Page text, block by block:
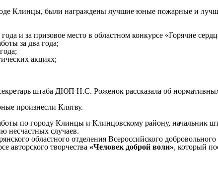
Клинцы, были награждены лучшие юные пожарные и
за призовое место в областном конкурсе «Горячие
за два года;
акциях;
штаба ДЮП Н.С. Роженок рассказала об
произнесли Клятву.
по городу Клинцы и Клинцовскому району,
несчастных случаев.
областного отделения Всероссийского
авторского творчества «Человек доброй воли», который